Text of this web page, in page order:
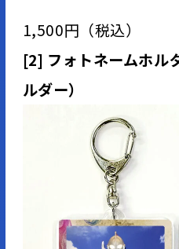
1,500円（税込）
[2] フォトネームホル
ルダー）